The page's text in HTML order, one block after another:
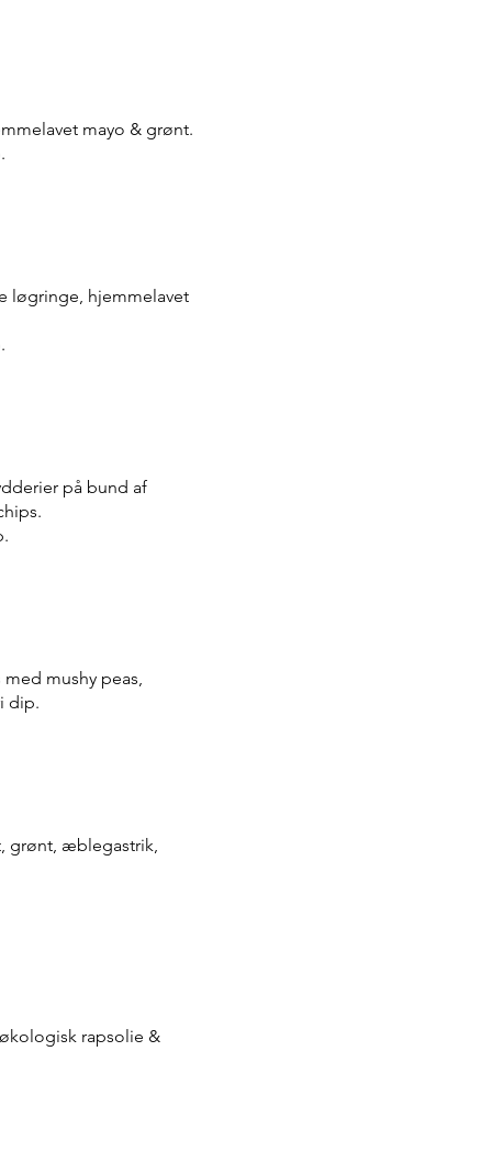
mayo & grønt.
løgringe, hjemmelavet
på bund af
mushy peas,
dip.
grønt, æblegastrik,
rapsolie &